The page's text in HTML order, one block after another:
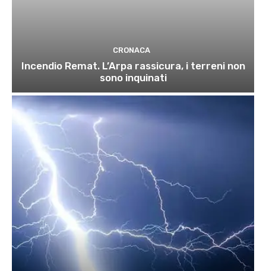
CRONACA
Incendio Remat. L’Arpa rassicura, i terreni non
sono inquinati